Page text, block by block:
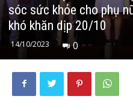
sóc sức khỏe cho phụ
khó khăn dịp 20/10
14/10/2023 0